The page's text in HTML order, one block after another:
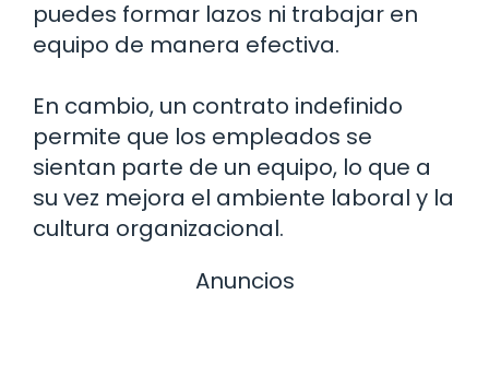
puedes formar lazos ni trabajar en
equipo de manera efectiva.
En cambio, un contrato indefinido
permite que los empleados se
sientan parte de un equipo, lo que a
su vez mejora el ambiente laboral y la
cultura organizacional.
Anuncios